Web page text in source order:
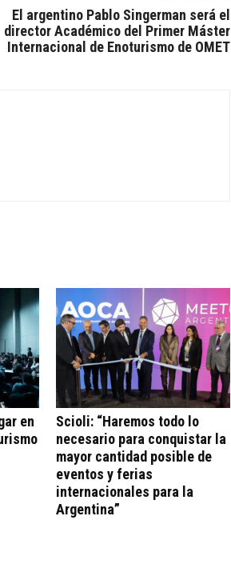
El argentino Pablo Singerman será el
director Académico del Primer Máster
Internacional de Enoturismo de OMET
en
Scioli: “Haremos todo lo
necesario para conquistar la
mayor cantidad posible de
eventos y ferias
internacionales para la
Argentina”